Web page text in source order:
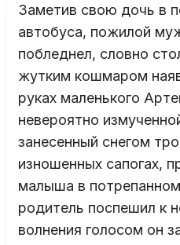
Заметив свою дочь в
автобуса, пожилой
побледнел, словно
жутким кошмаром
руках маленького
невероятно
занесенный снегом
изношенных сапогах,
малыша в
родитель поспешил к
волнения голосом он